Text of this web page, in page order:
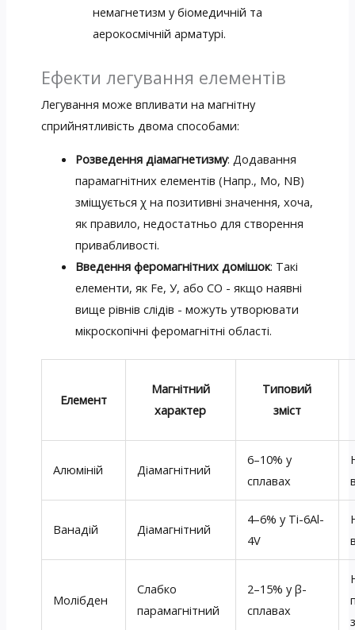
немагнетизм у біомедичній та
аерокосмічній арматурі.
Ефекти легування елементів
Легування може впливати на магнітну
сприйнятливість двома способами:
Розведення діамагнетизму: Додавання
парамагнітних елементів (Напр., Mo, NB)
зміщується χ на позитивні значення, хоча,
як правило, недостатньо для створення
привабливості.
Введення феромагнітних домішок: Такі
елементи, як Fe, У, або CO - якщо наявні
вище рівнів слідів - можуть утворювати
мікроскопічні феромагнітні області.
Елемент
Магнітний
характер
Типовий
зміст
Алюміній Діамагнітний
6–10% у
сплавах
Ванадій Діамагнітний
4–6% у Ti-6Al-
4V
Молібден
Слабко
парамагнітний
2–15% у β-
сплавах